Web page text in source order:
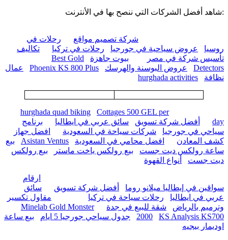
:شاهد أفضل الشركات التي ننصح بها في الأنترنت
شركة تصميم مواقع
رحلات في
روسيا
عروض سياحية في جورجيا رحلات في تركيا
تكاليف
تأسيس شركة في مصر
بيوت جاهزة
Best Gold
Detectors
عروض البوسنة والهرسك Phoenix KS 800 Plus
عمال
نظافة
hurghada activities
hurghada quad biking
Cottages 500 GEL per
day
أفضل شركة تسويق سائق عربي في ايطاليا
برنامج
سياحي في جورجيا
شركات سياحة في السعودية
افضل جهاز
كشف المعادن
افضل محامي في السعودية Asistan Ventus
بيع
ساعة رولكس ديت جست
بيع رولكس ياخت ماستر
بيع رولكس
ديت جست
أنواع القهوة
ارقام
سواقين في إيطاليا ميلانو روما
أفضل شركة تسويق
سائق
عربي في ايطاليا
رحلات سياحة في تركيا
مقاول تكسير
وترميم بالرياض
شقة للبيع في جدة
Minelab Gold Monster
2000
KS Analysis KS700 جدول سياحي جورجيا 5 ايام
بيع ساعة
اوديمار بيجيه